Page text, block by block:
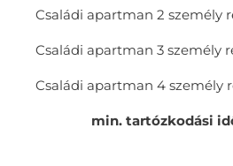
Családi apartman 2 személy
Családi apartman 3 személy
Családi apartman 4 személy
min. tartózkodási